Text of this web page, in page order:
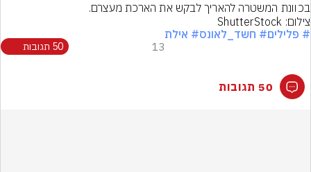
בכוונת המשטרה להאריך לבקש את הארכת מעצרם.
צילום: ShutterStock
# פלילים# חשד_לאונס# אילת
13 50 תגובות
50 תגובות